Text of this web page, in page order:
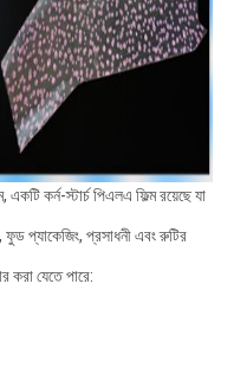
কর্ন-স্টার্চ পিএলএ ফিল্ম রয়েছে যা
ফুড প্যাকেজিং, প্রসাধনী এবং রুটির
করা যেতে পারে: